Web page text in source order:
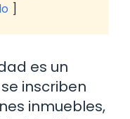
es un
inscriben
inmuebles,